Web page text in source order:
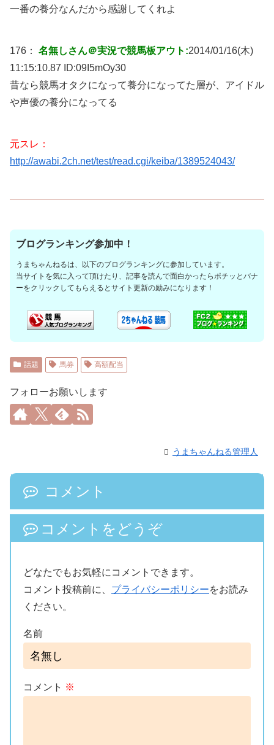
一番の養分なんだから感謝してくれよ
176： 名無しさん＠実況で競馬板アウト:2014/01/16(木)
11:15:10.87 ID:09I5mOy30
昔なら競馬オタクになって養分になってた層が、アイドル
や声優の養分になってる
元スレ：
http://awabi.2ch.net/test/read.cgi/keiba/1389524043/
ブログランキング参加中！
うまちゃんねるは、以下のブログランキングに参加しています。
当サイトを気に入って頂けたり、記事を読んで面白かったらポチッとバナ
ーをクリックしてもらえるとサイト更新の励みになります！
話題 馬券 高額配当
フォローお願いします
うまちゃんねる管理人
コメント
コメントをどうぞ
どなたでもお気軽にコメントできます。
コメント投稿前に、 プライバシーポリシーをお読み
ください。
名前
コメント ※